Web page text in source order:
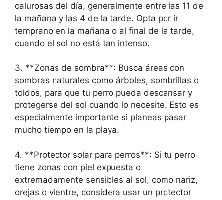
calurosas del día, generalmente entre las 11 de
la mañana y las 4 de la tarde. Opta por ir
temprano en la mañana o al final de la tarde,
cuando el sol no está tan intenso.
3. **Zonas de sombra**: Busca áreas con
sombras naturales como árboles, sombrillas o
toldos, para que tu perro pueda descansar y
protegerse del sol cuando lo necesite. Esto es
especialmente importante si planeas pasar
mucho tiempo en la playa.
4. **Protector solar para perros**: Si tu perro
tiene zonas con piel expuesta o
extremadamente sensibles al sol, como nariz,
orejas o vientre, considera usar un protector